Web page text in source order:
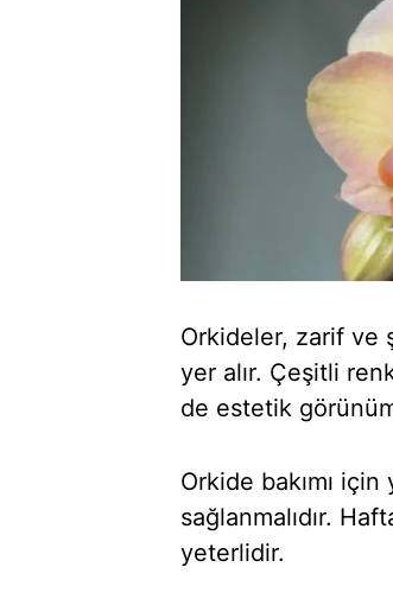
Orkideler, zarif ve
yer alır. Çeşitli
de estetik
Orkide bakımı
sağlanmalıdır.
yeterlidir.